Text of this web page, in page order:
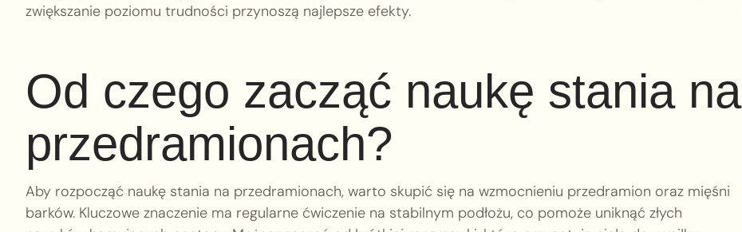
zwiększanie poziomu trudności przynoszą najlepsze efekty.
Od czego zacząć naukę stania na
przedramionach?
Aby rozpocząć naukę stania na przedramionach, warto skupić się na wzmocnieniu przedramion oraz mięśni
barków. Kluczowe znaczenie ma regularne ćwiczenie na stabilnym podłożu, co pomoże uniknąć złych